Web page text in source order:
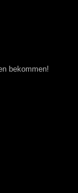
bekommen!